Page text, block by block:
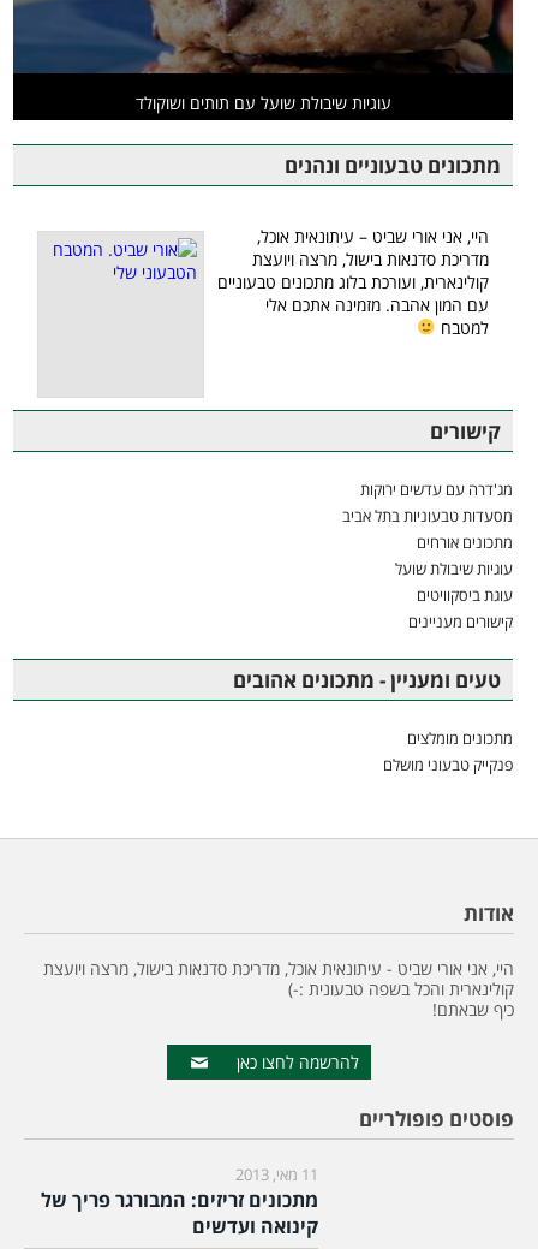
עוגיות שיבולת שועל עם תותים ושוקולד
מתכונים טבעוניים ונהנים
היי, אני אורי שביט – עיתונאית אוכל,
מדריכת סדנאות בישול, מרצה ויועצת
קולינארית, ועורכת בלוג מתכונים טבעוניים
עם המון אהבה. מזמינה אתכם אלי
למטבח
קישורים
מג'דרה עם עדשים ירוקות
מסעדות טבעוניות בתל אביב
מתכונים אורחים
עוגיות שיבולת שועל
עוגת ביסקוויטים
קישורים מעניינים
טעים ומעניין - מתכונים אהובים
מתכונים מומלצים
פנקייק טבעוני מושלם
אודות
היי, אני אורי שביט - עיתונאית אוכל, מדריכת סדנאות בישול, מרצה ויועצת
קולינארית והכל בשפה טבעונית :-)
כיף שבאתם!
להרשמה לחצו כאן
פוסטים פופולריים
11 מאי, 2013
מתכונים זריזים: המבורגר פריך של
קינואה ועדשים